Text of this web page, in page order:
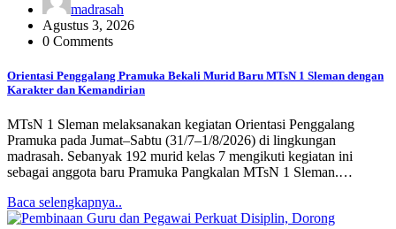
madrasah
Agustus 3, 2026
0 Comments
Orientasi Penggalang Pramuka Bekali Murid Baru MTsN 1 Sleman dengan
Karakter dan Kemandirian
MTsN 1 Sleman melaksanakan kegiatan Orientasi Penggalang
Pramuka pada Jumat–Sabtu (31/7–1/8/2026) di lingkungan
madrasah. Sebanyak 192 murid kelas 7 mengikuti kegiatan ini
sebagai anggota baru Pramuka Pangkalan MTsN 1 Sleman.…
Baca selengkapnya..